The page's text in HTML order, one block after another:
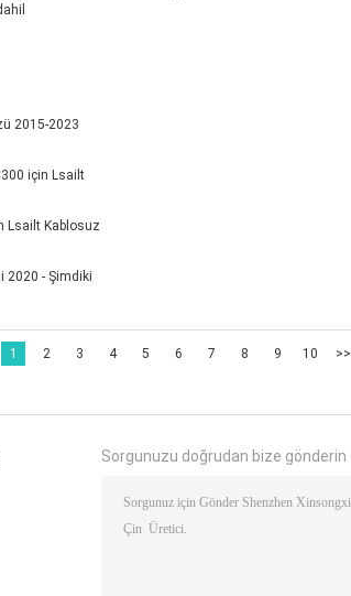
2015-2023
için Lsailt
Lsailt Kablosuz
2020 - Şimdiki
1 2 3 4 5 6 7 8 9 10 >>
Sorgunuzu doğrudan bize gönderin